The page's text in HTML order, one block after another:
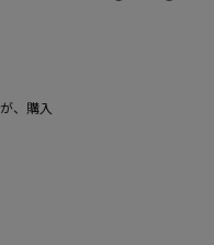
、購入